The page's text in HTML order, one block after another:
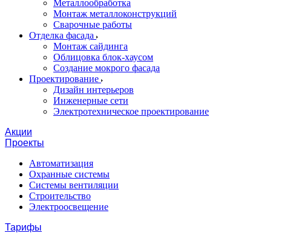
Металлообработка
Монтаж металлоконструкций
Сварочные работы
Отделка фасада
Монтаж сайдинга
Облицовка блок-хаусом
Создание мокрого фасада
Проектирование
Дизайн интерьеров
Инженерные сети
Электротехническое проектирование
Акции
Проекты
Автоматизация
Охранные системы
Системы вентиляции
Строительство
Электроосвещение
Тарифы